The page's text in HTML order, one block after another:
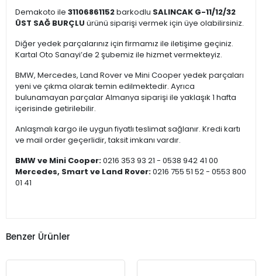
Demakoto ile 31106861152barkodlu SALINCAK G-11/12/32
ÜST SAĞ BURÇLU ürünü siparişi vermek için üye olabilirsiniz.
Diğer yedek parçalarınız için firmamız ile iletişime geçiniz.
Kartal Oto Sanayi’de 2 şubemiz ile hizmet vermekteyiz.
BMW, Mercedes, Land Rover ve Mini Cooper yedek parçaları
yeni ve çıkma olarak temin edilmektedir. Ayrıca
bulunamayan parçalar Almanya siparişi ile yaklaşık 1 hafta
içerisinde getirilebilir.
Anlaşmalı kargo ile uygun fiyatlı teslimat sağlanır. Kredi kartı
ve mail order geçerlidir, taksit imkanı vardır.
BMW ve Mini Cooper:0216 353 93 21 - 0538 942 41 00
Mercedes, Smart ve Land Rover:0216 755 51 52 - 0553 800
01 41
Benzer Ürünler